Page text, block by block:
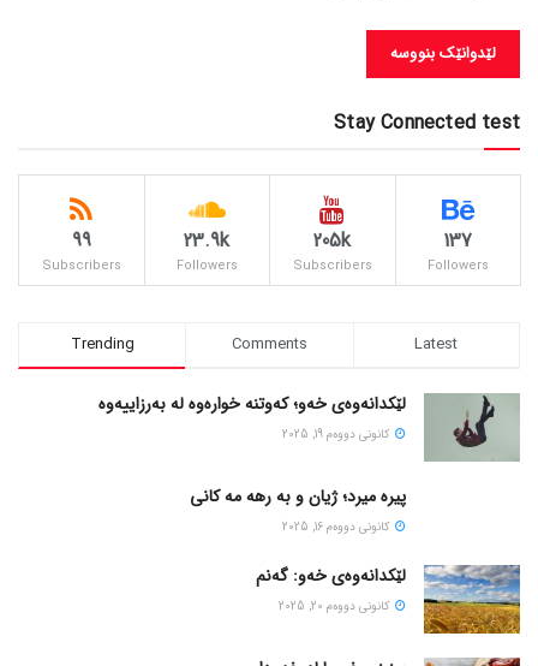
Stay Connected test
137
Followers
205k
Subscribers
23.9k
Followers
99
Subscribers
Trending Comments Latest
لێکدانەوەی خەو؛ کەوتنە خوارەوە لە بەرزاییەوە
كانونی دووه‌م 19, 2025
پیره میرد؛ ژیان و به رهه مه کانی
كانونی دووه‌م 16, 2025
لێکدانەوەی خەو: گەنم
كانونی دووه‌م 20, 2025